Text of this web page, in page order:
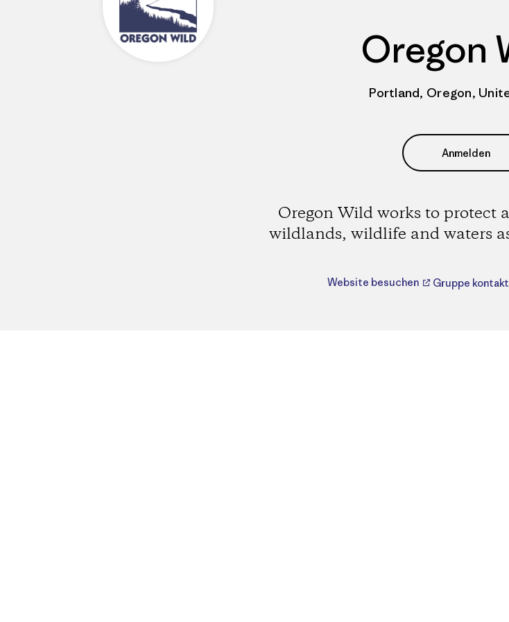
Oregon
Portland, Oregon,
Anmelden
Oregon Wild works to protect
wildlands, wildlife and waters
Website besuchen Gruppe